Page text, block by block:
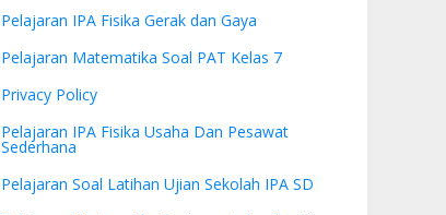
Pelajaran IPA Fisika Gerak dan Gaya
Pelajaran Matematika Soal PAT Kelas 7
Privacy Policy
Pelajaran IPA Fisika Usaha Dan Pesawat
Sederhana
Pelajaran Soal Latihan Ujian Sekolah IPA SD